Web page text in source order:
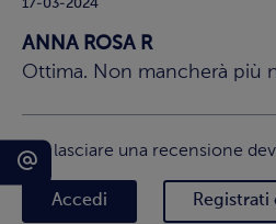
17-03-2024
ANNA ROSA R
Ottima. Non mancherà più
Per lasciare una recensione
Accedi Registrati